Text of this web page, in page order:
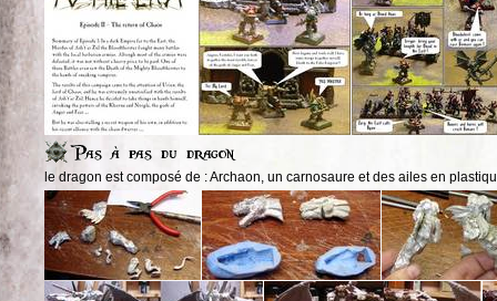
le dragon est composé de : Archaon, un carnosaure et des ailes en